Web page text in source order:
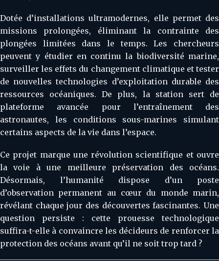
Dotée d’installations ultramodernes, elle permet des
missions prolongées, éliminant la contrainte des
plongées limitées dans le temps. Les chercheurs
peuvent y étudier en continu la biodiversité marine,
surveiller les effets du changement climatique et tester
de nouvelles technologies d’exploitation durable des
ressources océaniques. De plus, la station sert de
plateforme avancée pour l’entraînement des
astronautes, les conditions sous-marines simulant
certains aspects de la vie dans l’espace.
Ce projet marque une révolution scientifique et ouvre
la voie à une meilleure préservation des océans.
Désormais, l’humanité dispose d’un poste
d’observation permanent au cœur du monde marin,
révélant chaque jour des découvertes fascinantes. Une
question persiste : cette prouesse technologique
suffira-t-elle à convaincre les décideurs de renforcer la
protection des océans avant qu’il ne soit trop tard ?